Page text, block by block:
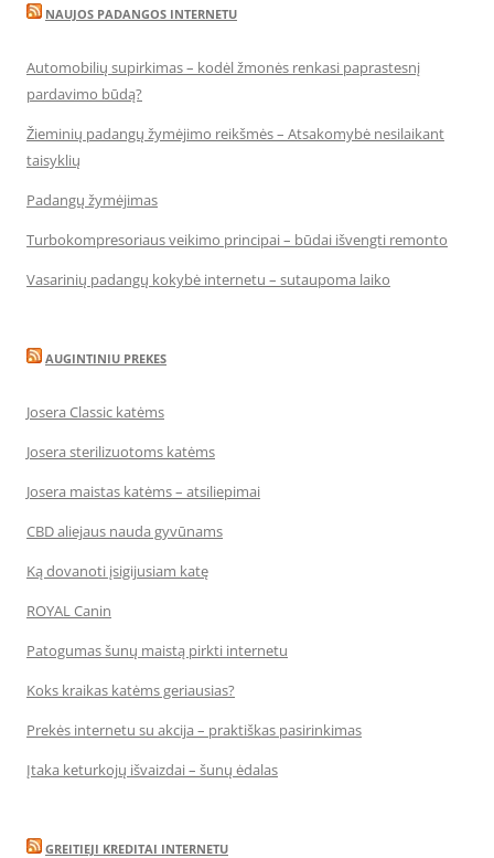
NAUJOS PADANGOS INTERNETU
Automobilių supirkimas – kodėl žmonės renkasi paprastesnį
pardavimo būdą?
Žieminių padangų žymėjimo reikšmės – Atsakomybė nesilaikant
taisyklių
Padangų žymėjimas
Turbokompresoriaus veikimo principai – būdai išvengti remonto
Vasarinių padangų kokybė internetu – sutaupoma laiko
AUGINTINIU PREKES
Josera Classic katėms
Josera sterilizuotoms katėms
Josera maistas katėms – atsiliepimai
CBD aliejaus nauda gyvūnams
Ką dovanoti įsigijusiam katę
ROYAL Canin
Patogumas šunų maistą pirkti internetu
Koks kraikas katėms geriausias?
Prekės internetu su akcija – praktiškas pasirinkimas
Įtaka keturkojų išvaizdai – šunų ėdalas
GREITIEJI KREDITAI INTERNETU